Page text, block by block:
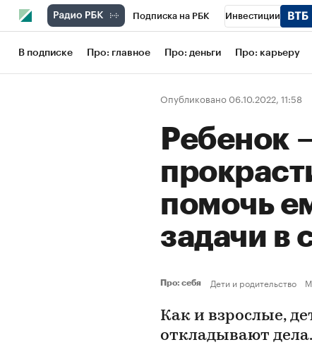
Подписка на РБК Инвестиции
Школа управления РБК РБК
Рынок наличной валюты
В подписке Про: главное Про: деньги Про: карьеру
Опубликовано 06.10.2022, 11:58
Ребенок
помочь
задачи в
Про: себя Дети и родительство
Как и взрослые,
откладывают